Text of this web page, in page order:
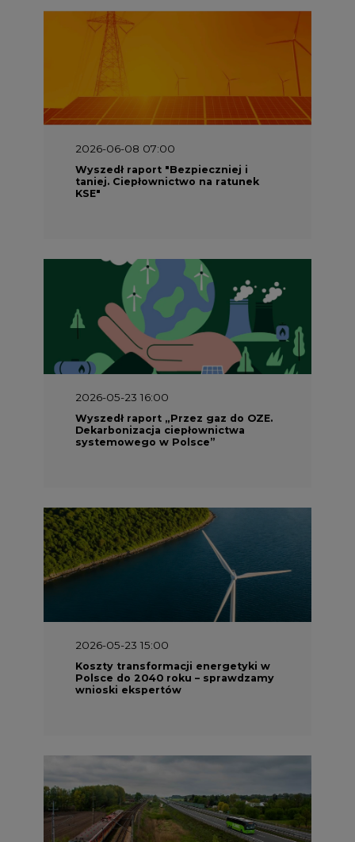
2026-06-08 07:00
Wyszedł raport "Bezpieczniej i
taniej. Ciepłownictwo na ratunek
KSE"
2026-05-23 16:00
Wyszedł raport „Przez gaz do OZE.
Dekarbonizacja ciepłownictwa
systemowego w Polsce”
2026-05-23 15:00
Koszty transformacji energetyki w
Polsce do 2040 roku – sprawdzamy
wnioski ekspertów